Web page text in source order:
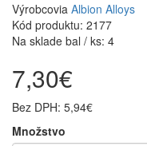
Výrobcovia Albion Alloys
Kód produktu: 2177
Na sklade bal / ks: 4
7,30€
Bez DPH: 5,94€
Množstvo